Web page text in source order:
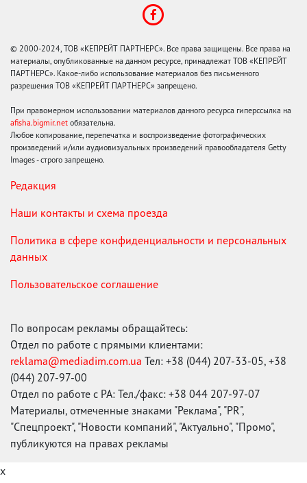
© 2000-2024, ТОВ «КЕПРЕЙТ ПАРТНЕРС». Все права защищены. Все права на
материалы, опубликованные на данном ресурсе, принадлежат ТОВ «КЕПРЕЙТ
ПАРТНЕРС». Какое-либо использование материалов без письменного
разрешения ТОВ «КЕПРЕЙТ ПАРТНЕРС» запрещено.
При правомерном использовании материалов данного ресурса гиперссылка на
afisha.bigmir.net обязательна.
Любое копирование, перепечатка и воспроизведение фотографических
произведений и/или аудиовизуальных произведений правообладателя Getty
Images - строго запрещено.
Редакция
Наши контакты и схема проезда
Политика в сфере конфиденциальности и персональных
данных
Пользовательское соглашение
По вопросам рекламы обращайтесь:
Отдел по работе с прямыми клиентами:
reklama@mediadim.com.ua Тел: +38 (044) 207-33-05, +38
(044) 207-97-00
Отдел по работе с РА: Тел./факс: +38 044 207-97-07
Материалы, отмеченные знаками "Реклама", "PR",
"Спецпроект", "Новости компаний", "Актуально", "Промо",
публикуются на правах рекламы
x